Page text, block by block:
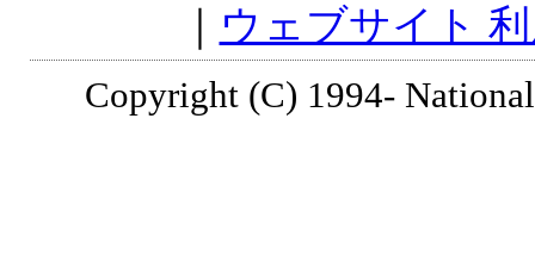
ウェブサイト
Copyright (C) 1994-